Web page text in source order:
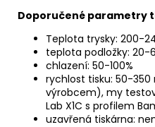
Doporučené parametry
Teplota trysky: 200-
teplota podložky: 20-
chlazení: 50-100%
rychlost tisku: 50-
výrobcem), my
Lab X1C s profilem
uzavřená tiskárna: